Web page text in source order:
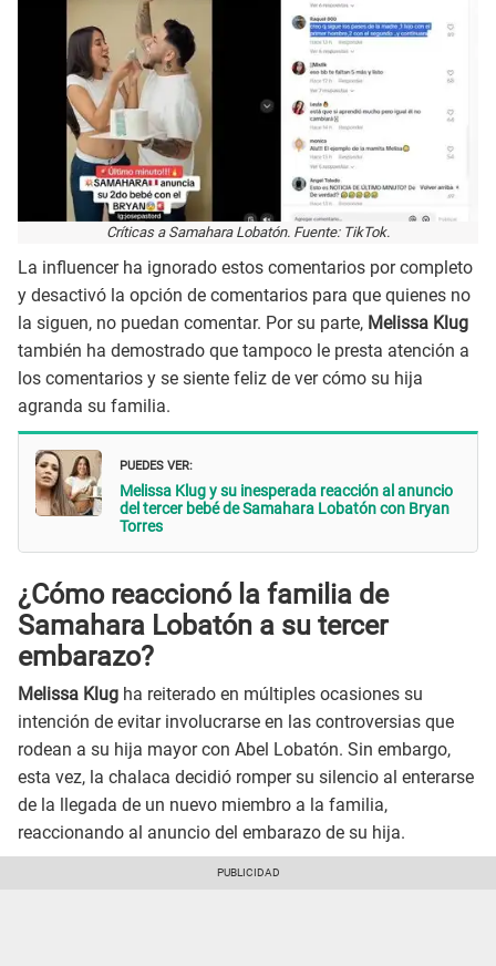
Críticas a Samahara Lobatón. Fuente: TikTok.
La influencer ha ignorado estos comentarios por completo
y desactivó la opción de comentarios para que quienes no
la siguen, no puedan comentar. Por su parte, Melissa Klug
también ha demostrado que tampoco le presta atención a
los comentarios y se siente feliz de ver cómo su hija
agranda su familia.
PUEDES VER:
Melissa Klug y su inesperada reacción al anuncio
del tercer bebé de Samahara Lobatón con Bryan
Torres
¿Cómo reaccionó la familia de
Samahara Lobatón a su tercer
embarazo?
Melissa Klug ha reiterado en múltiples ocasiones su
intención de evitar involucrarse en las controversias que
rodean a su hija mayor con Abel Lobatón. Sin embargo,
esta vez, la chalaca decidió romper su silencio al enterarse
de la llegada de un nuevo miembro a la familia,
reaccionando al anuncio del embarazo de su hija.